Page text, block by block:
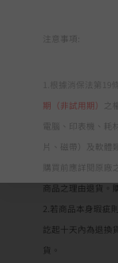
注意事項:
期（非試用期）
電腦、印表機、耗
片、磁帶）及軟體
購買前應詳閱原廠
商品之理由退貨。
2.若商品本身瑕疵
訖起十天內為退換
貨。